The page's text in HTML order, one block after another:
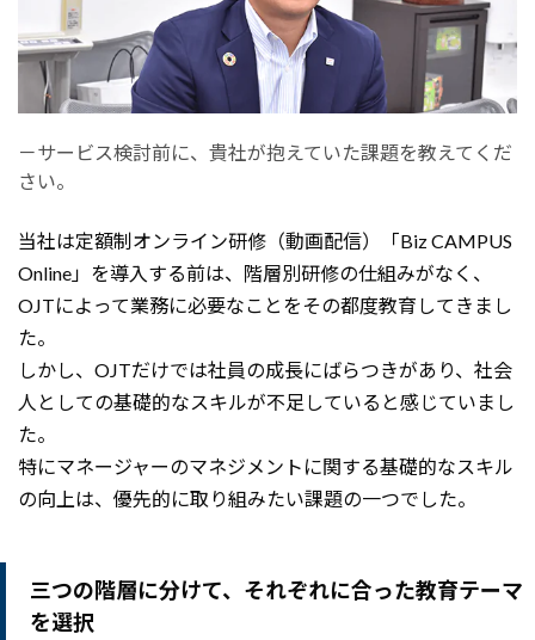
－サービス検討前に、貴社が抱えていた課題を教えてくだ
さい。
当社は定額制オンライン研修（動画配信）「Biz CAMPUS
Online」を導入する前は、階層別研修の仕組みがなく、
OJTによって業務に必要なことをその都度教育してきまし
た。
しかし、OJTだけでは社員の成長にばらつきがあり、社会
人としての基礎的なスキルが不足していると感じていまし
た。
特にマネージャーのマネジメントに関する基礎的なスキル
の向上は、優先的に取り組みたい課題の一つでした。
三つの階層に分けて、それぞれに合った教育テーマ
を選択